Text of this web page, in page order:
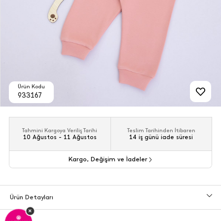
Ürün Kodu
933167
Tahmini Kargoya Veriliş Tarihi
10 Ağustos - 11 Ağustos
Teslim Tarihinden İtibaren
14 iş günü iade süresi
Kargo, Değişim ve İadeler
Ürün Detayları
🤩
×